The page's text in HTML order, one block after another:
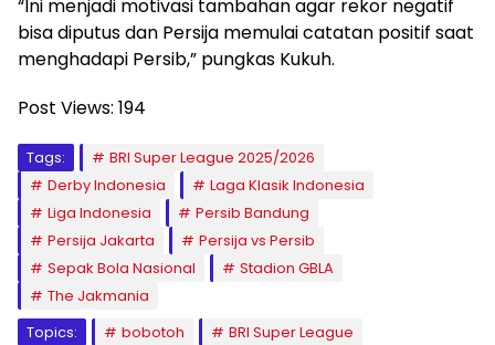
“Ini menjadi motivasi tambahan agar rekor negatif
bisa diputus dan Persija memulai catatan positif saat
menghadapi Persib,” pungkas Kukuh.
Post Views: 194
Tags:
BRI Super League 2025/2026
Derby Indonesia
Laga Klasik Indonesia
Liga Indonesia
Persib Bandung
Persija Jakarta
Persija vs Persib
Sepak Bola Nasional
Stadion GBLA
The Jakmania
Topics:
bobotoh
BRI Super League